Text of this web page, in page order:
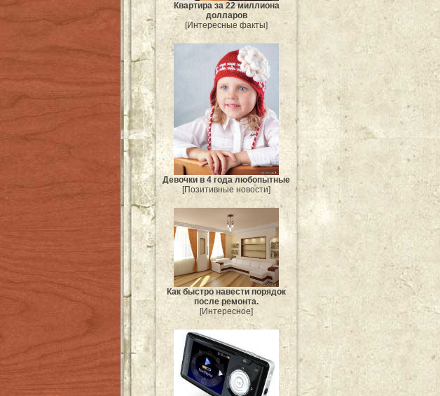
Квартира за 22 миллиона
долларов
[Интересные факты]
Девочки в 4 года любопытные
[Позитивные новости]
Как быстро навести порядок
после ремонта.
[Интересное]